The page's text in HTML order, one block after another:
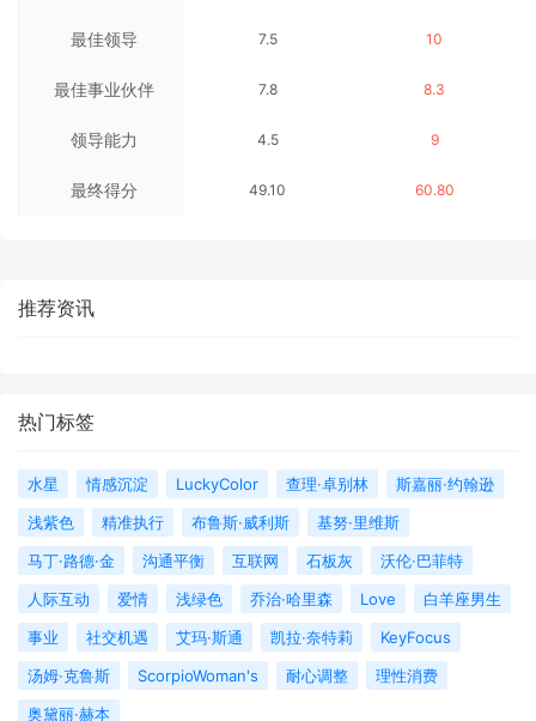
最佳领导
最佳事业伙伴
领导能力
最终得分
7.5
7.8
4.5
49.10
10
8.3
9
60.80
推荐资讯
热门标签
水星 情感沉淀 LuckyColor 查理·卓别林
斯嘉丽·约翰逊
浅紫色
精准执行 布鲁斯·威利斯
基努·里维斯
马丁·路德·金
沟通平衡 互联网 石板灰
沃伦·巴菲特
人际互动
爱情 浅绿色 乔治·哈里森 Love
白羊座男生
事业
社交机遇 艾玛·斯通 凯拉·奈特莉
KeyFocus
汤姆·克鲁斯
ScorpioWoman's 耐心调整
理性消费
奥黛丽·赫本